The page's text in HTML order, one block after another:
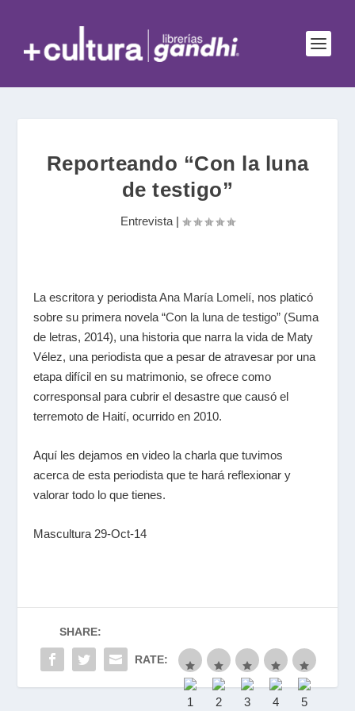
Reporteando “Con la luna
de testigo”
Entrevista |
La escritora y periodistaAna María Lomelí, nos platicó
sobre su primera novela “Con la luna de testigo” (Suma
de letras, 2014), una historia que narra la vida de Maty
Vélez, una periodista que a pesar de atravesar por una
etapa difícil en su matrimonio, se ofrece como
corresponsal para cubrir el desastre que causó el
terremoto de Haití, ocurrido en 2010.
Aquí les dejamos en video la charla que tuvimos
acerca de esta periodista que te hará reflexionar y
valorar todo lo que tienes.
Mascultura 29-Oct-14
SHARE:
RATE: